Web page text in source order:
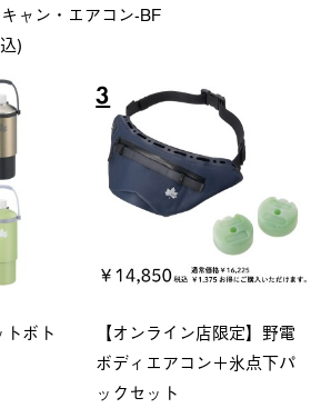
キャン・エアコン-BF
)
ボト
3
【オンライン店限定】野電
ボディエアコン＋氷点下パ
ックセット